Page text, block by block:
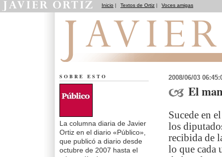
Inicio | Textos de Ortiz | Voces amigas
2008/06/03
El
Sucede en
los
recibida de
lo que cada
SOBRE ESTO
La columna diaria de Javier
Ortiz en el diario «Público»,
que publicó a diario desde
octubre de 2007 hasta el